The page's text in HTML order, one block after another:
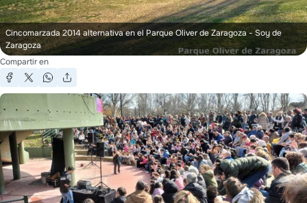
Cincomarzada 2014 alternativa en el Parque Oliver de Zaragoza- Soy de
Zaragoza
Compartir en